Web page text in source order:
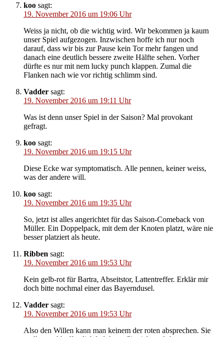
koo sagt:
19. November 2016 um 19:06 Uhr
Weiss ja nicht, ob die wichtig wird. Wir bekommen ja kaum
unser Spiel aufgezogen. Inzwischen hoffe ich nur noch
darauf, dass wir bis zur Pause kein Tor mehr fangen und
danach eine deutlich bessere zweite Hälfte sehen. Vorher
dürfte es nur mit nem lucky punch klappen. Zumal die
Flanken nach wie vor richtig schlimm sind.
Vadder sagt:
19. November 2016 um 19:11 Uhr
Was ist denn unser Spiel in der Saison? Mal provokant
gefragt.
koo sagt:
19. November 2016 um 19:15 Uhr
Diese Ecke war symptomatisch. Alle pennen, keiner weiss,
was der andere will.
koo sagt:
19. November 2016 um 19:35 Uhr
So, jetzt ist alles angerichtet für das Saison-Comeback von
Müller. Ein Doppelpack, mit dem der Knoten platzt, wäre nie
besser platziert als heute.
Ribben sagt:
19. November 2016 um 19:53 Uhr
Kein gelb-rot für Bartra, Abseitstor, Lattentreffer. Erklär mir
doch bitte nochmal einer das Bayerndusel.
Vadder sagt:
19. November 2016 um 19:53 Uhr
Also den Willen kann man keinem der roten absprechen. Sie